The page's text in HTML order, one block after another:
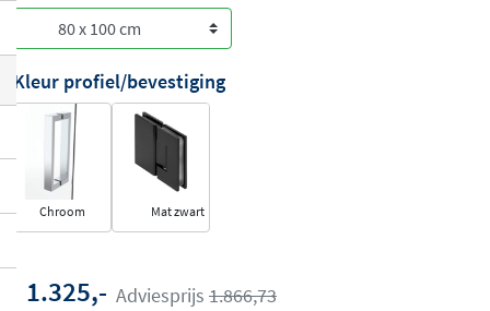
Kleur profiel/bevestiging
Chroom Mat zwart
1.325,- Adviesprijs 1.866,73